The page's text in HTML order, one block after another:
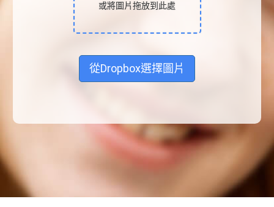
或將圖片拖放到此處
從Dropbox選擇圖片